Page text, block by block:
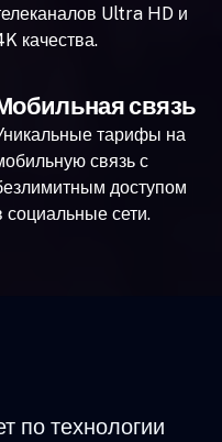
Ultra HD и
качества.
связь
тарифы на
связь с
доступом
социальные сети.
по технологии